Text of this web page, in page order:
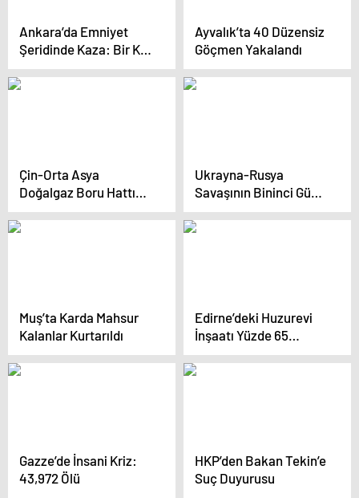
Ankara’da Emniyet
Şeridinde Kaza: Bir Kişi
Hayatını Kaybetti
Ayvalık’ta 40 Düzensiz
Göçmen Yakalandı
Çin-Orta Asya
Doğalgaz Boru Hattı
500 milyar metreküp
gaz taşıdı
Ukrayna-Rusya
Savaşının Bininci Günü
İçin Anma Töreni
Düzenlendi
Muş’ta Karda Mahsur
Kalanlar Kurtarıldı
Edirne’deki Huzurevi
İnşaatı Yüzde 65
Tamamlandı
Gazze’de İnsani Kriz:
43,972 Ölü
HKP’den Bakan Tekin’e
Suç Duyurusu